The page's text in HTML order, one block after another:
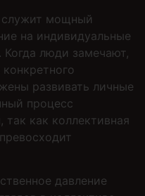
служит мощный
на индивидуальные
люди замечают,
развивать личные
процесс
как коллективная
давление